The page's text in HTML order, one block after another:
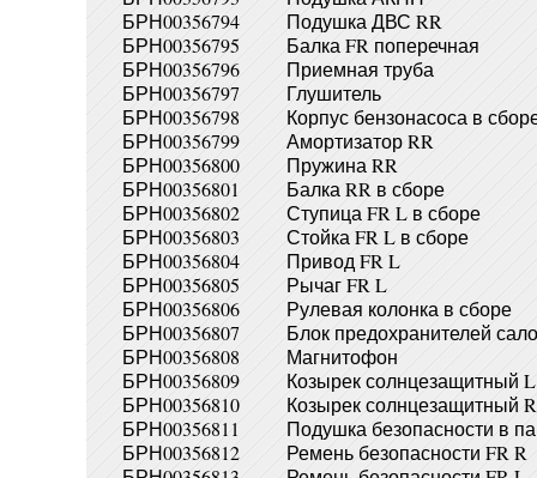
БРН00356794
Подушка ДВС RR
БРН00356795
Балка FR поперечная
БРН00356796
Приемная труба
БРН00356797
Глушитель
БРН00356798
Корпус бензонасоса в
БРН00356799
Амортизатор RR
БРН00356800
Пружина RR
БРН00356801
Балка RR в сборе
БРН00356802
Ступица FR L в сборе
БРН00356803
Стойка FR L в сборе
БРН00356804
Привод FR L
БРН00356805
Рычаг FR L
БРН00356806
Рулевая колонка в сборе
БРН00356807
Блок предохранителей
БРН00356808
Магнитофон
БРН00356809
Козырек солнцезащитный L
БРН00356810
Козырек солнцезащитный R
БРН00356811
Подушка безопасности в
БРН00356812
Ремень безопасности FR R